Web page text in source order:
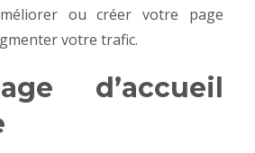
ou créer votre page
votre trafic.
d’accueil